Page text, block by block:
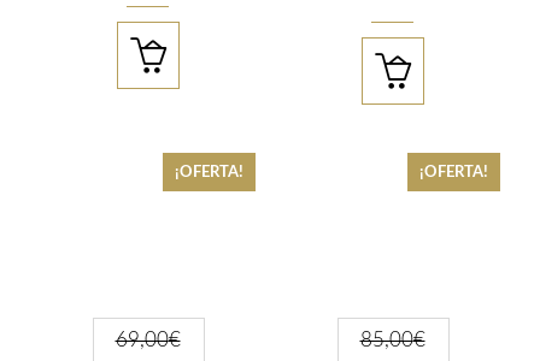
 
¡OFERTA!
69,00€
¡OFERTA!
85,00€